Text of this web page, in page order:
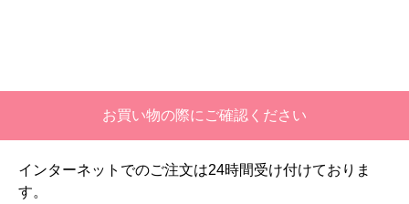
【注文からどのくらいで届きましたか？】
二週間ほどです。
【その他感想・コメント】
お買い物の際にご確認ください
インターネットでのご注文は24時間受け付けておりま
す。